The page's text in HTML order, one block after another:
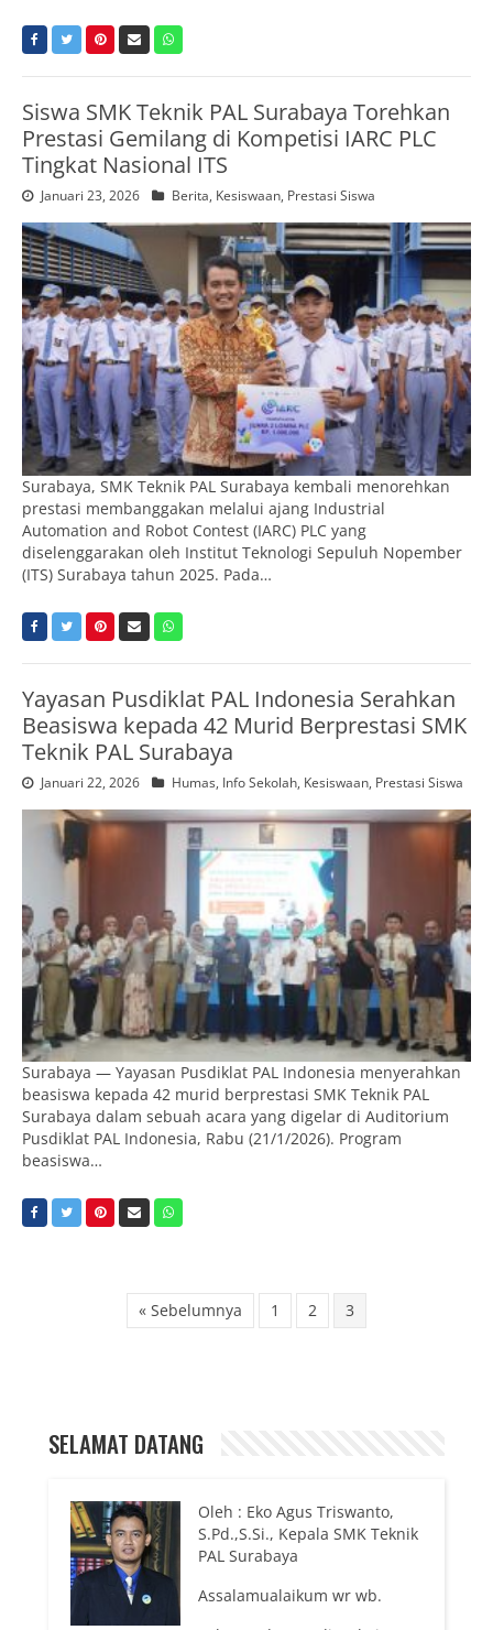
Siswa SMK Teknik PAL Surabaya Torehkan
Prestasi Gemilang di Kompetisi IARC PLC
Tingkat Nasional ITS
Januari 23, 2026 Berita, Kesiswaan, Prestasi Siswa
Surabaya, SMK Teknik PAL Surabaya kembali menorehkan
prestasi membanggakan melalui ajang Industrial
Automation and Robot Contest (IARC) PLC yang
diselenggarakan oleh Institut Teknologi Sepuluh Nopember
(ITS) Surabaya tahun 2025. Pada…
Yayasan Pusdiklat PAL Indonesia Serahkan
Beasiswa kepada 42 Murid Berprestasi SMK
Teknik PAL Surabaya
Januari 22, 2026 Humas, Info Sekolah, Kesiswaan, Prestasi Siswa
Surabaya — Yayasan Pusdiklat PAL Indonesia menyerahkan
beasiswa kepada 42 murid berprestasi SMK Teknik PAL
Surabaya dalam sebuah acara yang digelar di Auditorium
Pusdiklat PAL Indonesia, Rabu (21/1/2026). Program
beasiswa…
« Sebelumnya 1 2 3
SELAMAT DATANG
Oleh : Eko Agus Triswanto,
S.Pd.,S.Si., Kepala SMK Teknik
PAL Surabaya
Assalamualaikum wr wb.